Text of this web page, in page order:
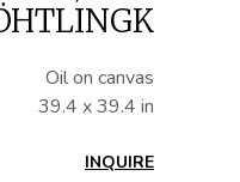
Oil on canvas
39.4 x 39.4 in
INQUIRE